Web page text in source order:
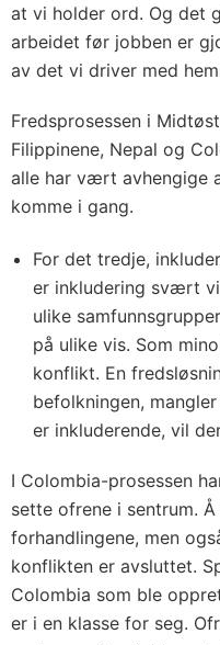
at vi holder ord. Og det
arbeidet før jobben er
av det vi driver med
Fredsprosessen i
Filippinene, Nepal og
alle har vært avhengige
komme i gang.
For det tredje,
er inkludering svært
ulike
på ulike vis. Som
konflikt. En
befolkningen,
er inkluderende, vil
I Colombia-prosessen
sette ofrene i sentrum.
forhandlingene, men
konflikten er avsluttet.
Colombia som ble
er i en klasse for seg.